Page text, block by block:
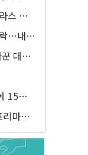
스 떨
조사"
…내
대한
15%
용
마켓